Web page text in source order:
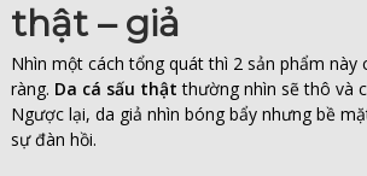
thật – giả
Nhìn một cách tổng quát thì 2 sản phẩm này
ràng. Da cá sấu thật thường nhìn sẽ thô và
Ngược lại, da giả nhìn bóng bẩy nhưng bề
sự đàn hồi.